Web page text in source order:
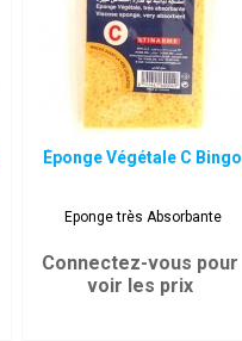
Éponge Végétale C Bingo
Eponge très Absorbante
Connectez-vous pour
voir les prix